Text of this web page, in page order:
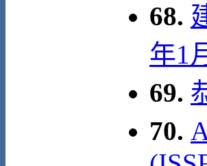
68.
年1
69.
70.